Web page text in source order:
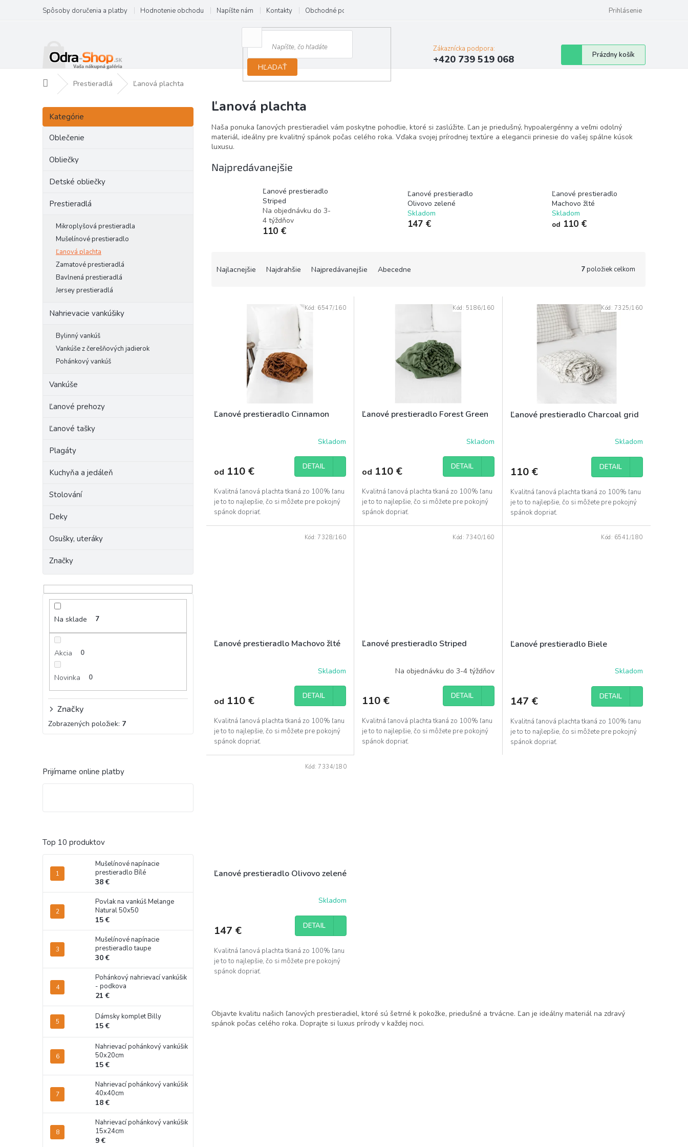
obsah
Spôsoby doručenia a platby Hodnotenie obchodu Napíšte nám Kontakty Obchodné podmienky Prihlásenie
HĽADAŤ
Zákaznícka podpora:
+420 739 519 068
Nákupný
košík
Prázdny košík
DomovPrestieradlá Ľanová plachta
B
č
Preskočiť
kategórie
Kategórie
Oblečenie
Obliečky
Detské obliečky
Prestieradlá
Mikroplyšová prestieradla
Mušelínové prestieradlo
Ľanová plachta
Zamatové prestieradlá
Bavlnená prestieradlá
Jersey prestieradlá
Nahrievacie vankúšiky
Bylinný vankúš
Vankúše z čerešňových jadierok
Pohánkový vankúš
Vankúše
Ľanové prehozy
Ľanové tašky
Plagáty
Kuchyňa a jedáleň
Stolování
Deky
Osušky, uteráky
Značky
Na sklade 7
Akcia 0
Novinka 0
Značky
Zobrazených položiek: 7
Prijímame online platby
Top 10 produktov
Mušelínové napínacie
prestieradlo Bílé
38 €
Povlak na vankúš Melange
Natural 50x50
15 €
Mušelínové napínacie
prestieradlo taupe
30 €
Pohánkový nahrievací vankúšik
- podkova
21 €
Dámsky komplet Billy
15 €
Nahrievací pohánkový vankúšik
50x20cm
15 €
Nahrievací pohánkový vankúšik
40x40cm
18 €
Nahrievací pohánkový vankúšik
15x24cm
9 €
Ľanová plachta
Naša ponuka ľanových prestieradiel vám poskytne pohodlie, ktoré si zaslúžite. Ľan je priedušný, hypoalergénny a veľmi odolný
materiál, ideálny pre kvalitný spánok počas celého roka. Vďaka svojej prírodnej textúre a elegancii prinesie do vašej spálne kúsok
luxusu.
Najpredávanejšie
Ľanové prestieradlo
Striped
Na objednávku do 3-
4 týždňov
110 €
Ľanové prestieradlo
Olivovo zelené
Skladom
147 €
Ľanové prestieradlo
Machovo žlté
Skladom
od 110 €
o
Najlacnejšie Najdrahšie Najpredávanejšie Abecedne 7položiek celkom
kĽanové prestieradlo Cinnamon
Skladom
od 110 € DETAIL
Kvalitná ľanová plachta tkaná zo 100% ľanu
je to to najlepšie, čo si môžete pre pokojný
spánok dopriať.
Kód: 6547/160
Ľanové prestieradlo Forest Green
Skladom
od 110 € DETAIL
Kvalitná ľanová plachta tkaná zo 100% ľanu
je to to najlepšie, čo si môžete pre pokojný
spánok dopriať.
Kód: 5186/160
Ľanové prestieradlo Charcoal grid
Skladom
110 € DETAIL
Kvalitná ľanová plachta tkaná zo 100% ľanu
je to to najlepšie, čo si môžete pre pokojný
spánok dopriať.
Kód: 7325/160
Ľanové prestieradlo Machovo žlté
Skladom
od 110 € DETAIL
Kvalitná ľanová plachta tkaná zo 100% ľanu
je to to najlepšie, čo si môžete pre pokojný
spánok dopriať.
Kód: 7328/160
Ľanové prestieradlo Striped
Na objednávku do 3-4 týždňov
110 € DETAIL
Kvalitná ľanová plachta tkaná zo 100% ľanu
je to to najlepšie, čo si môžete pre pokojný
spánok dopriať.
Kód: 7340/160
Ľanové prestieradlo Biele
Skladom
147 € DETAIL
Kvalitná ľanová plachta tkaná zo 100% ľanu
je to to najlepšie, čo si môžete pre pokojný
spánok dopriať.
Kód: 6541/180
Ľanové prestieradlo Olivovo zelené
Skladom
147 € DETAIL
Kvalitná ľanová plachta tkaná zo 100% ľanu
je to to najlepšie, čo si môžete pre pokojný
spánok dopriať.
Kód: 7334/180
l
Objavte kvalitu našich ľanových prestieradiel, ktoré sú šetrné k pokožke, priedušné a trvácne. Ľan je ideálny materiál na zdravý
spánok počas celého roka. Doprajte si luxus prírody v každej noci.